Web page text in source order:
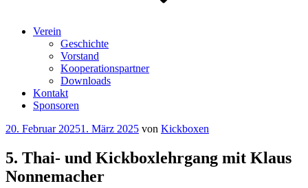
Verein
Geschichte
Vorstand
Kooperationspartner
Downloads
Kontakt
Sponsoren
Veröffentlicht
20. Februar 20251. März 2025 von Kickboxen
5. Thai- und Kickboxlehrgang mit Klaus
Nonnemacher